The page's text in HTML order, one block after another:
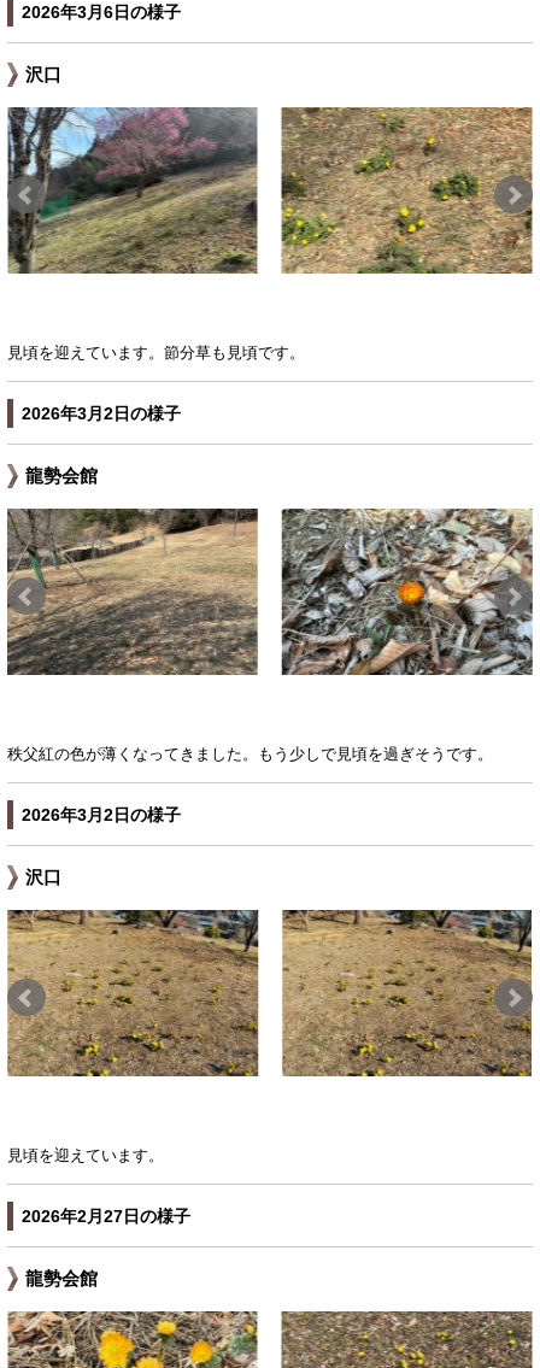
2026年3月6日の様子
沢口
見頃を迎えています。節分草も見頃です。
2026年3月2日の様子
龍勢会館
秩父紅の色が薄くなってきました。もう少しで見頃を過ぎそうです。
2026年3月2日の様子
沢口
見頃を迎えています。
2026年2月27日の様子
龍勢会館